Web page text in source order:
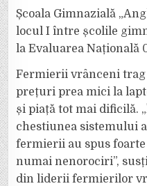
Școala Gimnazială
locul I între școlile
la Evaluarea Națională
Fermierii vrânceni trag
prețuri prea mici la
și piață tot mai dificilă.
chestiunea sistemului
fermierii au spus foarte
numai nenorociri”,
din liderii fermierilor